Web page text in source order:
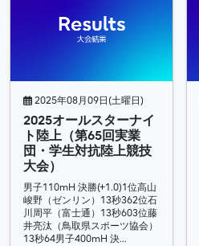
2025年08月09日(土曜日)
2025オールスターナイ
ト陸上（第65回実業
団・学生対抗陸上競技
大会）
男子110mH 決勝(+1.0)1位高山
峻野（ゼンリン）13秒362位石
川周平（富士通）13秒603位藤
井亮汰（鳥取県スポーツ協会）
13秒64男子400mH 決…